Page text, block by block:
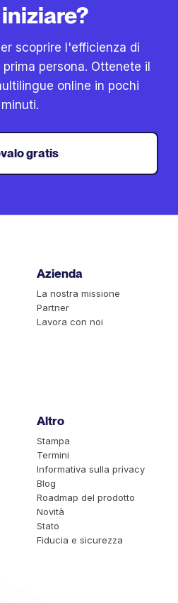
scoprire l'efficienza di
persona. Ottenete il
online in pochi
minuti.
gratis
Azienda
La nostra missione
Partner
Lavora con noi
Altro
Stampa
Termini
Informativa sulla privacy
Blog
Roadmap del prodotto
Novità
Stato
Fiducia e sicurezza